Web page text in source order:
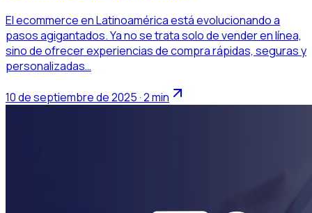
El ecommerce en Latinoamérica está evolucionando a
pasos agigantados. Ya no se trata solo de vender en línea,
sino de ofrecer experiencias de compra rápidas, seguras y
personalizadas…
10 de septiembre de 2025 · 2 min